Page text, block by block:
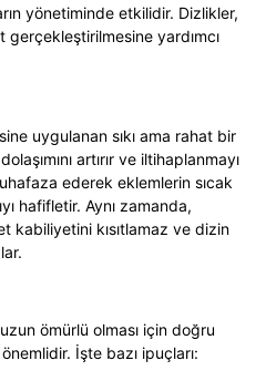
yönetiminde etkilidir. Dizlikler,
yardımcı
uygulanan sıkı ama rahat bir
artırır ve iltihaplanmayı
ederek eklemlerin sıcak
hafifletir. Aynı zamanda,
kabiliyetini kısıtlamaz ve dizin
ömürlü olması için doğru
İşte bazı ipuçları: